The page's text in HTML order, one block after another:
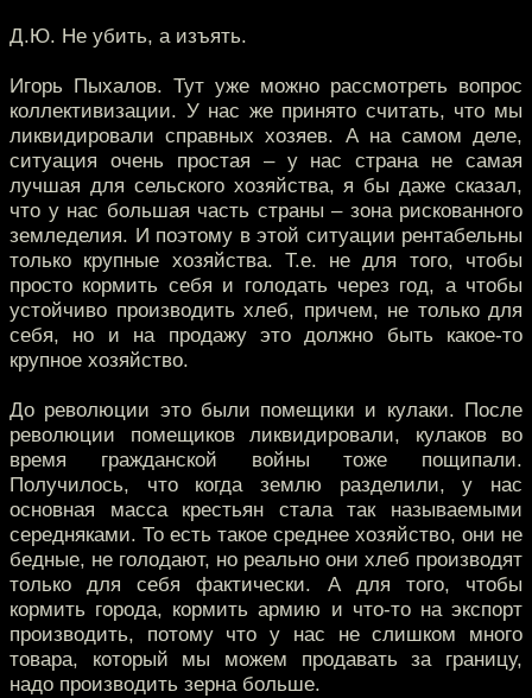
Д.Ю. Не убить, а изъять.
Игорь Пыхалов. Тут уже можно рассмотреть вопрос
коллективизации. У нас же принято считать, что мы
ликвидировали справных хозяев. А на самом деле,
ситуация очень простая – у нас страна не самая
лучшая для сельского хозяйства, я бы даже сказал,
что у нас большая часть страны – зона рискованного
земледелия. И поэтому в этой ситуации рентабельны
только крупные хозяйства. Т.е. не для того, чтобы
просто кормить себя и голодать через год, а чтобы
устойчиво производить хлеб, причем, не только для
себя, но и на продажу это должно быть какое-то
крупное хозяйство.
До революции это были помещики и кулаки. После
революции помещиков ликвидировали, кулаков во
время гражданской войны тоже пощипали.
Получилось, что когда землю разделили, у нас
основная масса крестьян стала так называемыми
середняками. То есть такое среднее хозяйство, они не
бедные, не голодают, но реально они хлеб производят
только для себя фактически. А для того, чтобы
кормить города, кормить армию и что-то на экспорт
производить, потому что у нас не слишком много
товара, который мы можем продавать за границу,
надо производить зерна больше.